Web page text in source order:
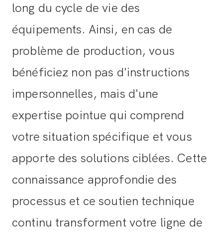
long du cycle de vie des
équipements. Ainsi, en cas de
problème de production, vous
bénéficiez non pas d'instructions
impersonnelles, mais d'une
expertise pointue qui comprend
votre situation spécifique et vous
apporte des solutions ciblées. Cette
connaissance approfondie des
processus et ce soutien technique
continu transforment votre ligne de